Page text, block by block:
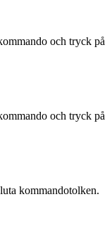
och tryck på
och tryck på
kommandotolken.